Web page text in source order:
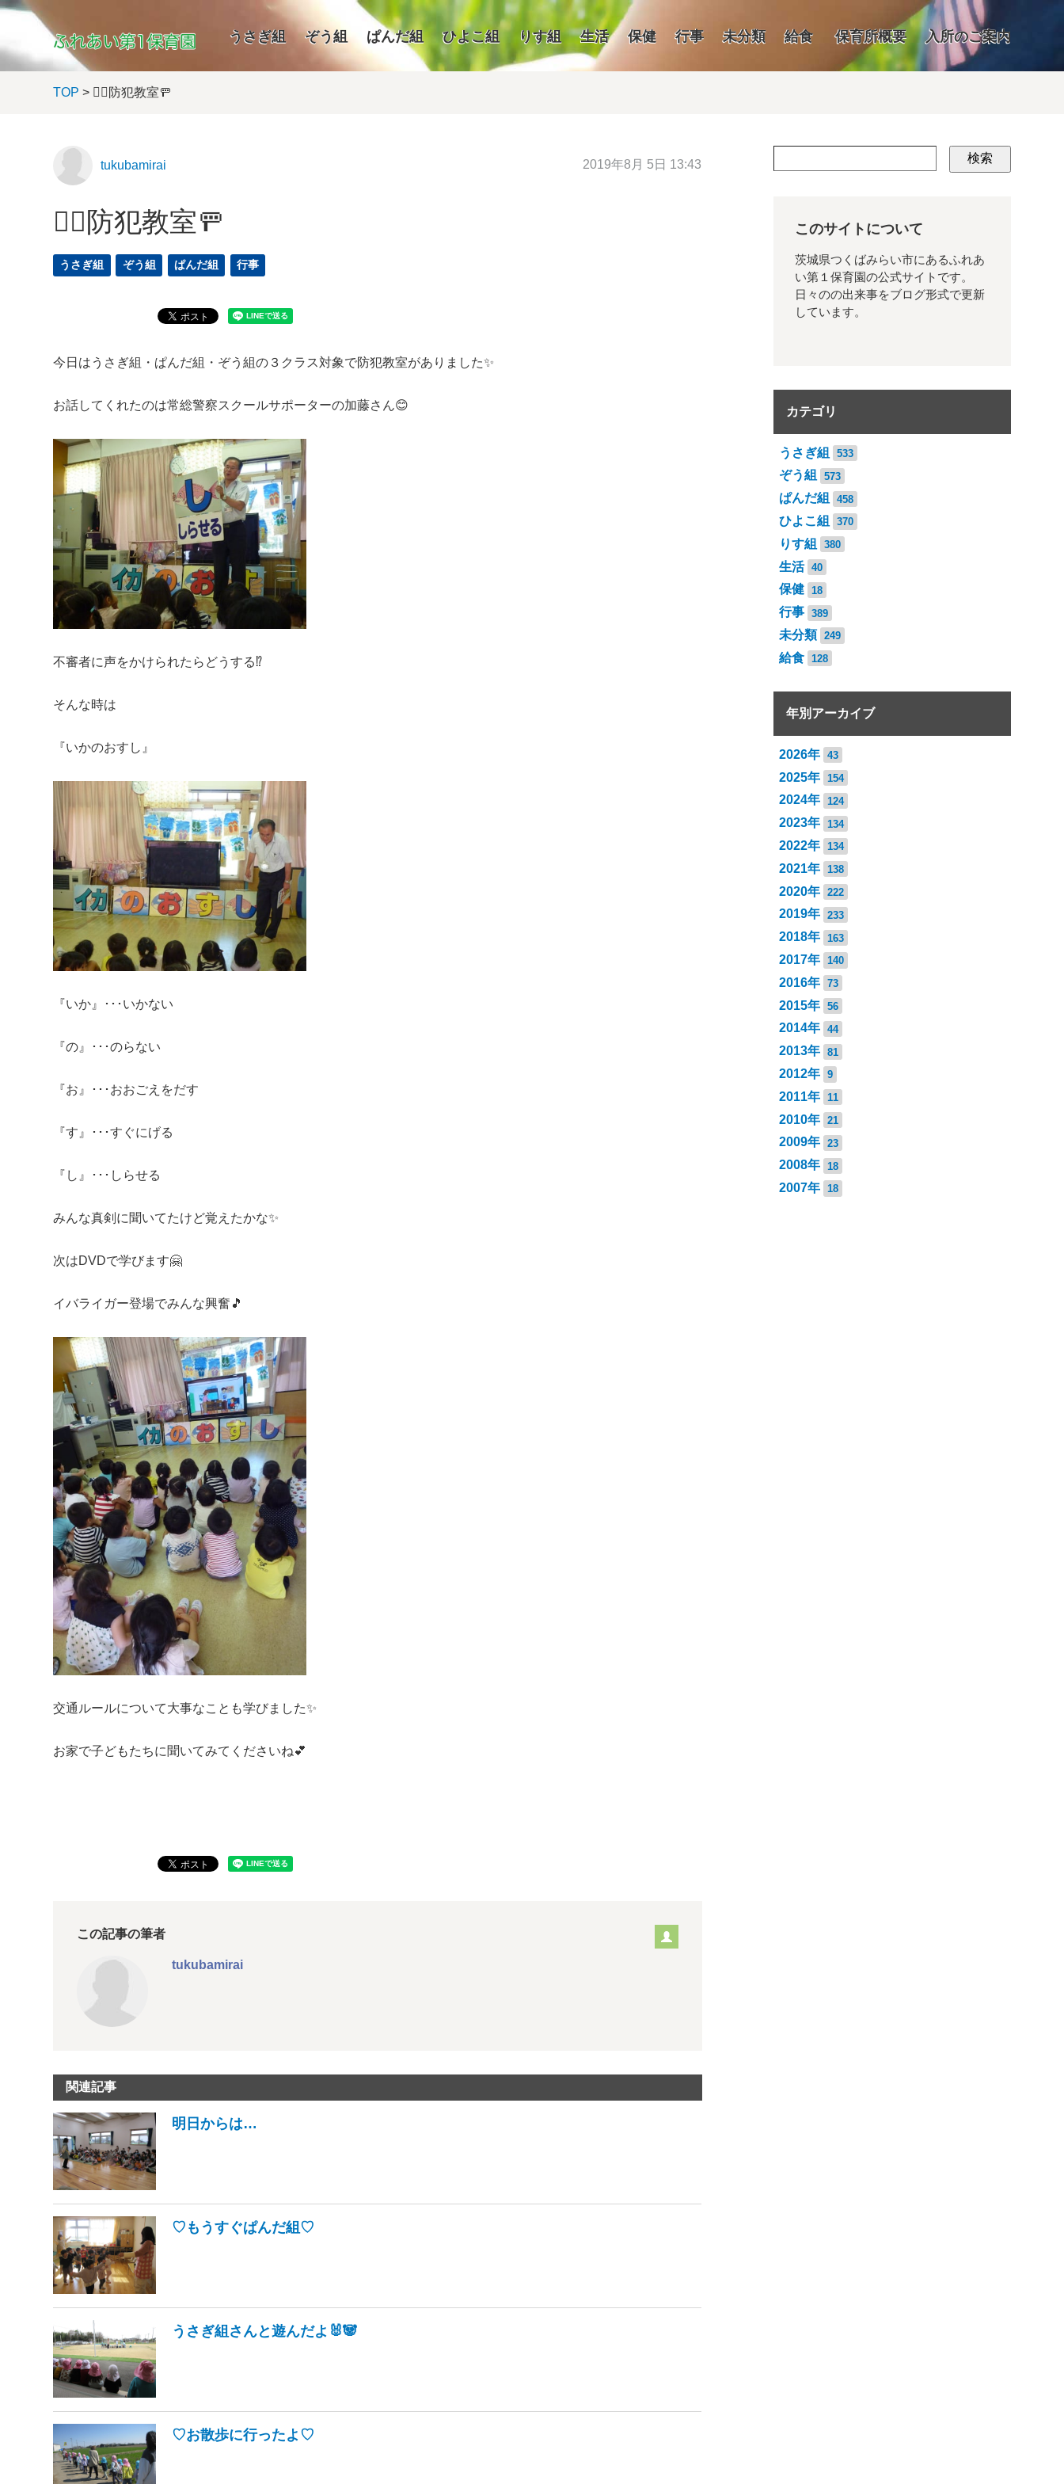
うさぎ組 ぞう組 ぱんだ組 ひよこ組 りす組 生活 保健 行事 未分類 給食 保育所概要 入所のご案内
TOP > 👮‍♂️防犯教室🚥
tukubamirai 2019年8月 5日 13:43
👮‍♂️防犯教室🚥
うさぎ組 ぞう組 ぱんだ組 行事
今日はうさぎ組・ぱんだ組・ぞう組の３クラス対象で防犯教室がありました✨
お話してくれたのは常総警察スクールサポーターの加藤さん😊
不審者に声をかけられたらどうする⁉
そんな時は
『いかのおすし』
『いか』･･･いかない
『の』･･･のらない
『お』･･･おおごえをだす
『す』･･･すぐにげる
『し』･･･しらせる
みんな真剣に聞いてたけど覚えたかな✨
次はDVDで学びます🤗
イバライガー登場でみんな興奮🎵
交通ルールについて大事なことも学びました✨
お家で子どもたちに聞いてみてくださいね💕
この記事の筆者
tukubamirai
関連記事
明日からは…
♡もうすぐぱんだ組♡
うさぎ組さんと遊んだよ🐰🐼
♡お散歩に行ったよ♡
検索
このサイトについて
茨城県つくばみらい市にあるふれあ
い第１保育園の公式サイトです。
日々のの出来事をブログ形式で更新
しています。
カテゴリ
うさぎ組 533
ぞう組 573
ぱんだ組 458
ひよこ組 370
りす組 380
生活 40
保健 18
行事 389
未分類 249
給食 128
年別アーカイブ
2026年 43
2025年 154
2024年 124
2023年 134
2022年 134
2021年 138
2020年 222
2019年 233
2018年 163
2017年 140
2016年 73
2015年 56
2014年 44
2013年 81
2012年 9
2011年 11
2010年 21
2009年 23
2008年 18
2007年 18